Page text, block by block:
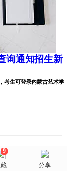
我的
询通知招生新
考生可登录内蒙古艺术学
9
分享